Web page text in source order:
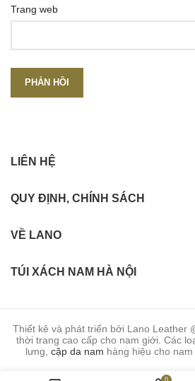
Trang web
LIÊN HỆ
QUY ĐỊNH, CHÍNH SÁCH
VỀ LANO
TÚI XÁCH NAM HÀ NỘI
Thiết kê và phát triển bởi Lano Leather
thời trang cao cấp cho nam giới. Các
lưng, cặp da nam hàng hiệu cho
0